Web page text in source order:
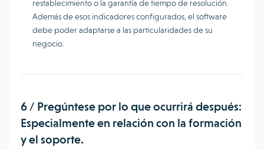
restablecimiento o la garantía de tiempo de resolución.
Además de esos indicadores configurados, el software
debe poder adaptarse a las particularidades de su
negocio.
6 / Pregúntese por lo que ocurrirá después:
Especialmente en relación con la formación
y el soporte.